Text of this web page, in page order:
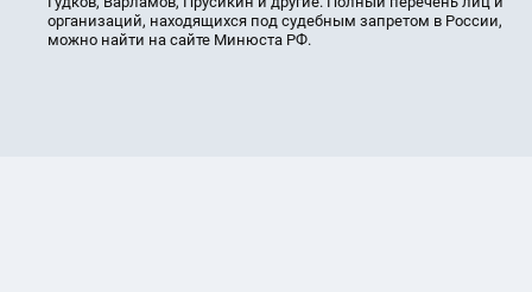
организаций, находящихся под судебным запретом в России,
можно найти на сайте Минюста РФ.